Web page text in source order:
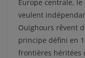
Europe centrale, le
veulent
Ouïghours rêvent
principe défini en
frontières héritées